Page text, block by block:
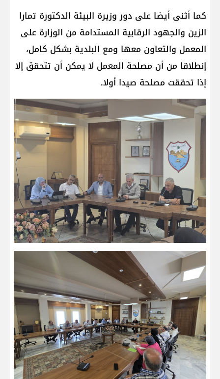
كما أثنى أيضا على دور وزيرة البيئة الدكتورة تمارا
الزين والجهود الرقابية المستدامة من الوزارة على
المعمل والتعاون معها ومع البلدية بشكل كامل،
إنطلاقا من أن مصلحة المعمل لا يمكن أن تتحقق إلا
إذا تحققت مصلحة صيدا أولا.